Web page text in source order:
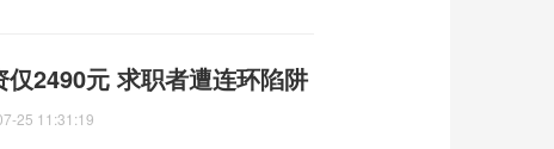
2490元 求职者遭连环陷阱
25 11:31:19